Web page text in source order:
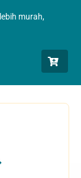
murah,